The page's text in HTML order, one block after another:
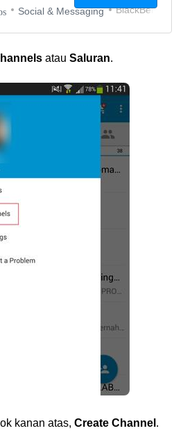
Social & Messaging BlackBerry
atau Saluran.
kanan atas, Create Channel .